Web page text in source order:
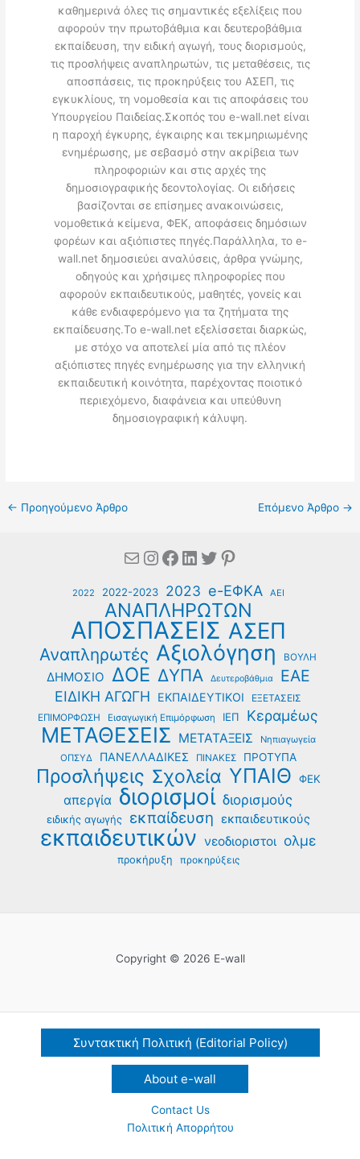
καθημερινά όλες τις σημαντικές εξελίξεις που
αφορούν την πρωτοβάθμια και δευτεροβάθμια
εκπαίδευση, την ειδική αγωγή, τους διορισμούς,
τις προσλήψεις αναπληρωτών, τις μεταθέσεις, τις
αποσπάσεις, τις προκηρύξεις του ΑΣΕΠ, τις
εγκυκλίους, τη νομοθεσία και τις αποφάσεις του
Υπουργείου Παιδείας.Σκοπός του e-wall.net είναι
η παροχή έγκυρης, έγκαιρης και τεκμηριωμένης
ενημέρωσης, με σεβασμό στην ακρίβεια των
πληροφοριών και στις αρχές της
δημοσιογραφικής δεοντολογίας. Οι ειδήσεις
βασίζονται σε επίσημες ανακοινώσεις,
νομοθετικά κείμενα, ΦΕΚ, αποφάσεις δημόσιων
φορέων και αξιόπιστες πηγές.Παράλληλα, το e-
wall.net δημοσιεύει αναλύσεις, άρθρα γνώμης,
οδηγούς και χρήσιμες πληροφορίες που
αφορούν εκπαιδευτικούς, μαθητές, γονείς και
κάθε ενδιαφερόμενο για τα ζητήματα της
εκπαίδευσης.Το e-wall.net εξελίσσεται διαρκώς,
με στόχο να αποτελεί μία από τις πλέον
αξιόπιστες πηγές ενημέρωσης για την ελληνική
εκπαιδευτική κοινότητα, παρέχοντας ποιοτικό
περιεχόμενο, διαφάνεια και υπεύθυνη
δημοσιογραφική κάλυψη.
← Προηγούμενο Άρθρο Επόμενο Άρθρο →
MailInstagram
Facebook
Linkedin
Twitter
Pinterest
2022 2022-2023 2023 e-ΕΦΚΑ ΑΕΙ
ΑΝΑΠΛΗΡΩΤΩΝ
ΑΠΟΣΠΑΣΕΙΣ ΑΣΕΠ
Αναπληρωτές Αξιολόγηση ΒΟΥΛΗ
ΔΗΜΟΣΙΟ ΔΟΕ ΔΥΠΑ Δευτεροβάθμια ΕΑΕ
ΕΙΔΙΚΗ ΑΓΩΓΗ ΕΚΠΑΙΔΕΥΤΙΚΟΙ ΕΞΕΤΑΣΕΙΣ
ΕΠΙΜΟΡΦΩΣΗ Εισαγωγική Επιμόρφωση ΙΕΠ Κεραμέως
ΜΕΤΑΘΕΣΕΙΣ ΜΕΤΑΤΑΞΕΙΣ
Νηπιαγωγεία
ΟΠΣΥΔ
ΠΑΝΕΛΛΑΔΙΚΕΣ ΠΙΝΑΚΕΣ ΠΡΟΤΥΠΑ
Προσλήψεις Σχολεία ΥΠΑΙΘ ΦΕΚ
απεργία διορισμοί διορισμούς
ειδικής αγωγής εκπαίδευση εκπαιδευτικούς
εκπαιδευτικών νεοδιοριστοι ολμε
προκήρυξη προκηρύξεις
Copyright © 2026 E-wall
Συντακτική Πολιτική (Editorial Policy)
About e-wall
Contact Us
Πολιτική Απορρήτου